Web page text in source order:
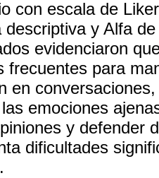
con escala de
descriptiva y Alfa
evidenciaron
frecuentes para
en
emociones
y defender
dificultades